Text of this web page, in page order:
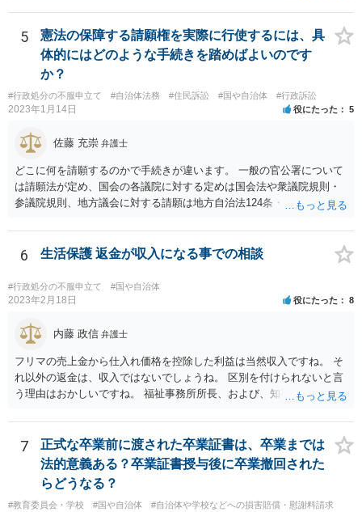
と説明しましょう。
5
憲法の保障する請願権を実際に行使するには、具
体的にはどのような手続きを踏めばよいのです
か？
#行政処分の不服申立て #自治体法務 #住民訴訟 #国や自治体 #行政訴訟
2023年1月14日 役にたった 5
佐藤 充崇 弁護士
どこに何を請願するのかで手続きが違います。 一般の官公署について
は請願法が定め、国会の各議院に対する定めは国会法や衆議院規則・
参議院規則、地方議会に対する請願は地方自治法124条・125条が定め
スムースかと思います。
6 生活保護 返金が収入になる事での相談
#行政処分の不服申立て #国や自治体
2023年2月18日 役にたった 8
内藤 政信 弁護士
フリマの売上金から仕入れ価格を控除した利益は当然収入ですね。 そ
れ以外の返金は、収入ではないでしょうね。 区別を付けられないと言
う理由はおかしいですね。 福祉事務所所長、および、知事、および、
でしょう。
7
正式な卒業前に渡された卒業証書は、卒業までは
法的意義ある？卒業証書授与後に卒業撤回された
らどうなる？
#教育委員会・学校 #国や自治体
#自治体や学校などへの損害賠償・慰謝料請求